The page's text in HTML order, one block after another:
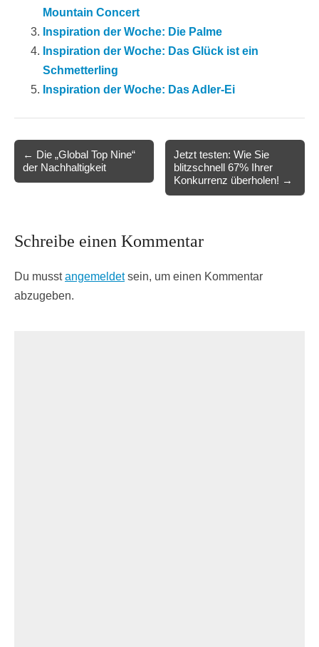
Mountain Concert
Inspiration der Woche: Die Palme
Inspiration der Woche: Das Glück ist ein
Schmetterling
Inspiration der Woche: Das Adler-Ei
navigation
← Die „Global Top Nine“
der Nachhaltigkeit
Jetzt testen: Wie Sie
blitzschnell 67% Ihrer
Konkurrenz überholen! →
Schreibe einen Kommentar
Du musstangemeldetsein, um einen Kommentar
abzugeben.